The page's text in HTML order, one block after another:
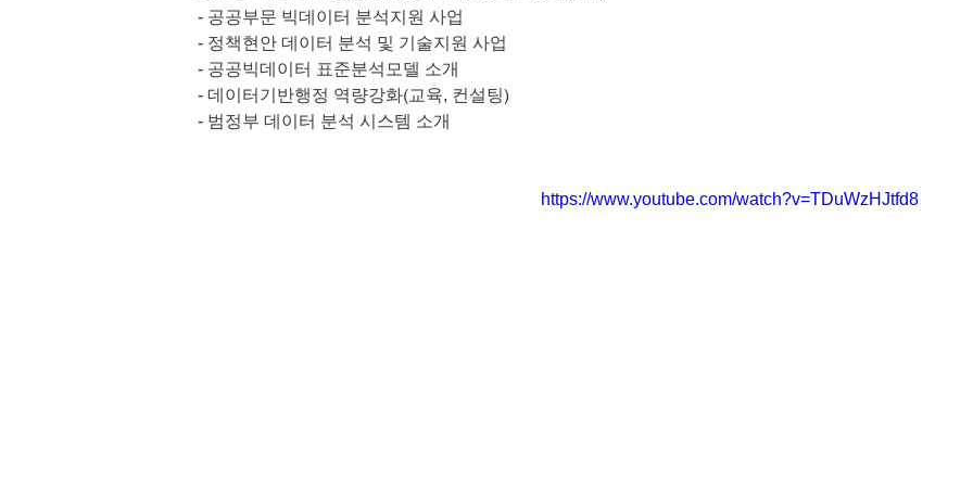
- 공공부문 빅데이터 분석지원 사업
- 정책현안 데이터 분석 및 기술지원 사업
- 공공빅데이터 표준분석모델 소개
- 데이터기반행정 역량강화(교육, 컨설팅)
- 범정부 데이터 분석 시스템 소개
https://www.youtube.com/watch?v=TDuWzHJtfd8